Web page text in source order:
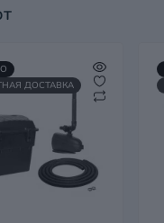
ДОСТАВКА